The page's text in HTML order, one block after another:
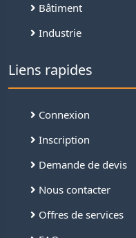
Bâtiment
Industrie
Liens rapides
Connexion
Inscription
Demande de devis
Nous contacter
Offres de services